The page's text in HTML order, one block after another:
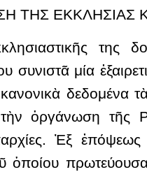
ΤΗΣ ΕΚΚΛΗΣΙΑΣ
της
μία
δεδομένα
ὀργάνωση τῆς
Ἐξ ἐπόψεως